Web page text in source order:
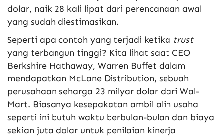
dolar, naik 28 kali lipat dari perencanaan awal
yang sudah diestimasikan.
Seperti apa contoh yang terjadi ketika trust
yang terbangun tinggi? Kita lihat saat CEO
Berkshire Hathaway, Warren Buffet dalam
mendapatkan McLane Distribution, sebuah
perusahaan seharga 23 milyar dolar dari Wal-
Mart. Biasanya kesepakatan ambil alih usaha
seperti ini butuh waktu berbulan-bulan dan biaya
sekian juta dolar untuk penilaian kinerja